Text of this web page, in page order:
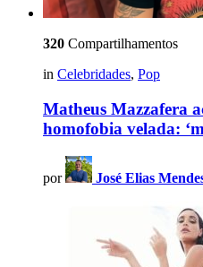
320 Compartilhamentos
in Celebridades, Pop
Matheus Mazzafera
homofobia velada:
por José Elias